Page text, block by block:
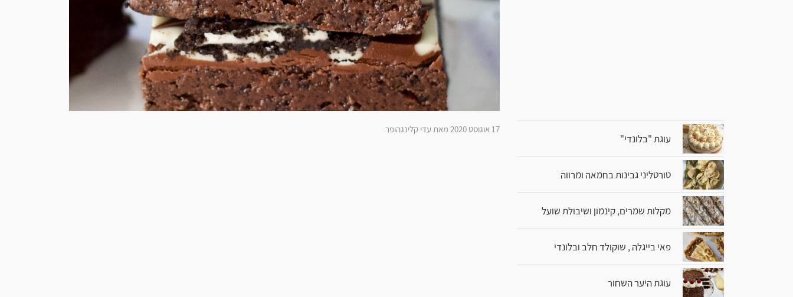
עוגת "בלונדי"
טורטליני גבינות בחמאה ומרווה
מקלות שמרים, קינמון ושיבולת שועל
פאי בייגלה , שוקולד חלב ובלונדי
עוגת היער השחור
17 אוגוסט 2020 מאת עדי קלינגהופר